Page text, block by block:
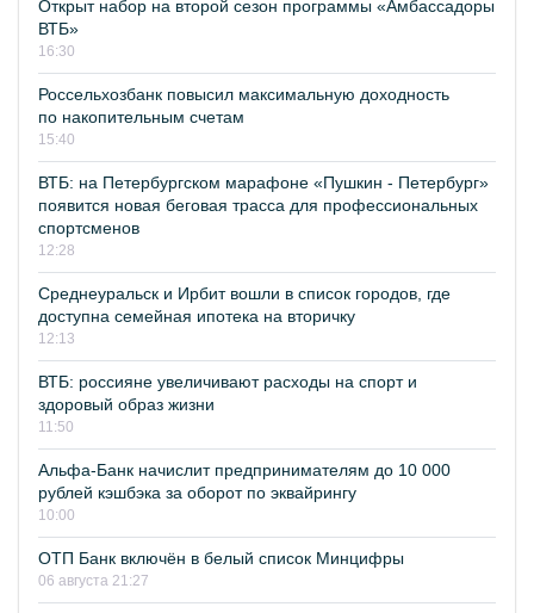
Открыт набор на второй сезон программы «Амбассадоры
ВТБ»
16:30
Россельхозбанк повысил максимальную доходность
по накопительным счетам
15:40
ВТБ: на Петербургском марафоне «Пушкин - Петербург»
появится новая беговая трасса для профессиональных
спортсменов
12:28
Среднеуральск и Ирбит вошли в список городов, где
доступна семейная ипотека на вторичку
12:13
ВТБ: россияне увеличивают расходы на спорт и
здоровый образ жизни
11:50
Альфа-Банк начислит предпринимателям до 10 000
рублей кэшбэка за оборот по эквайрингу
10:00
ОТП Банк включён в белый список Минцифры
06 августа 21:27